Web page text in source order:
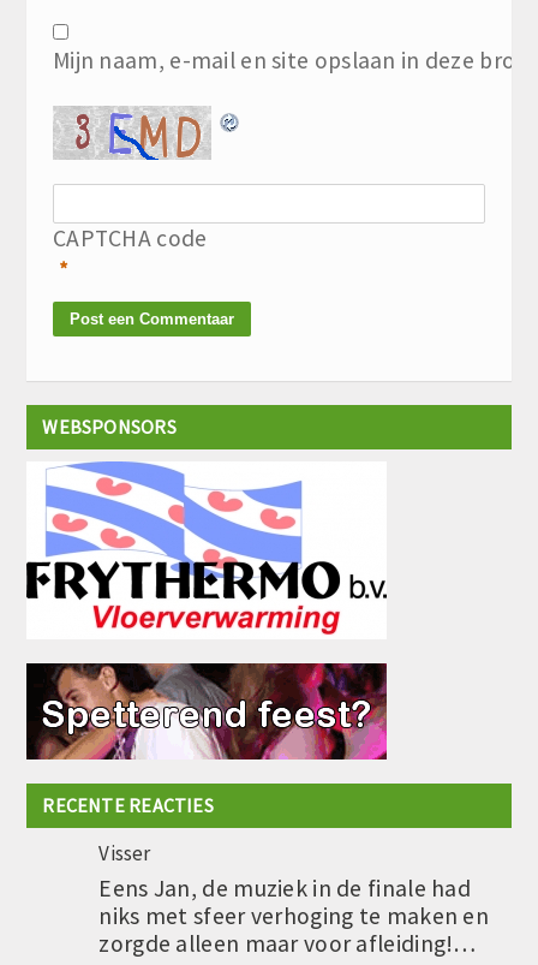
Mijn naam, e-mail en site opslaan in deze
CAPTCHA code
*
WEBSPONSORS
RECENTE REACTIES
Visser
Eens Jan, de muziek in de finale had
niks met sfeer verhoging te maken en
zorgde alleen maar voor afleiding!…